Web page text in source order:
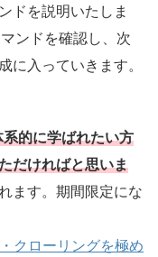
ドを説明いたしま
ンドを確認し、次
に入っていきます。
的に学ばれたい方
だければと思いま
ます。期間限定にな
クローリングを極め